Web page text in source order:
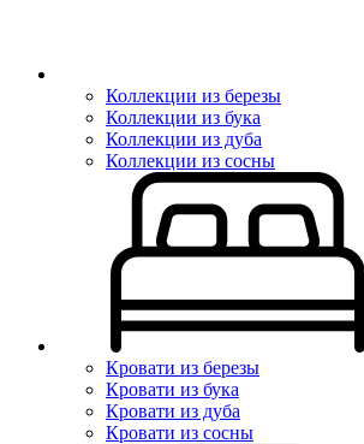
Коллекции из березы
Коллекции из бука
Коллекции из дуба
Коллекции из сосны
Кровати из березы
Кровати из бука
Кровати из дуба
Кровати из сосны